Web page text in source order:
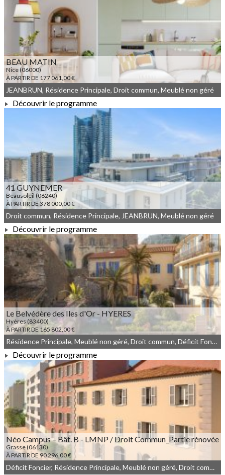
À PARTIR DE 227 466,00 €
BEAU MATIN
Nice (06000)
À PARTIR DE 177 061,00 €
À PARTIR DE 177 061,00 €
JEANBRUN, Résidence Principale, Droit commun, Meublé non géré
Découvrir le programme
41 GUYNEMER
Beausoleil (06240)
À PARTIR DE 378 000,00 €
À PARTIR DE 378 000,00 €
Droit commun, Résidence Principale, JEANBRUN, Meublé non géré
Découvrir le programme
Le Belvédère des Iles d'Or - HYERES
Hyères (83400)
À PARTIR DE 165 802,00 €
À PARTIR DE 165 802,00 €
Résidence Principale, Meublé non géré, Droit commun, Déficit Foncier
Découvrir le programme
Néo Campus – Bât. B - LMNP / Droit Commun_Partie rénovée
Grasse (06130)
À PARTIR DE 90 296,00 €
Déficit Foncier, Résidence Principale, Meublé non géré, Droit commun